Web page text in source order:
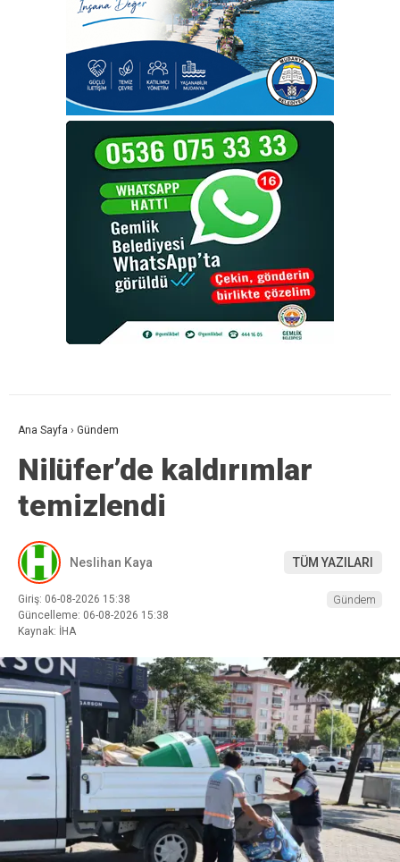
Ana Sayfa › Gündem
Nilüfer’de kaldırımlar
temizlendi
Neslihan Kaya TÜM YAZILARI
Giriş: 06-08-2026 15:38
Güncelleme: 06-08-2026 15:38
Kaynak: İHA
Gündem